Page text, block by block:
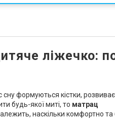
ліжечко:
формуються кістки,
будь-якої миті, то матрац
наскільки комфортно